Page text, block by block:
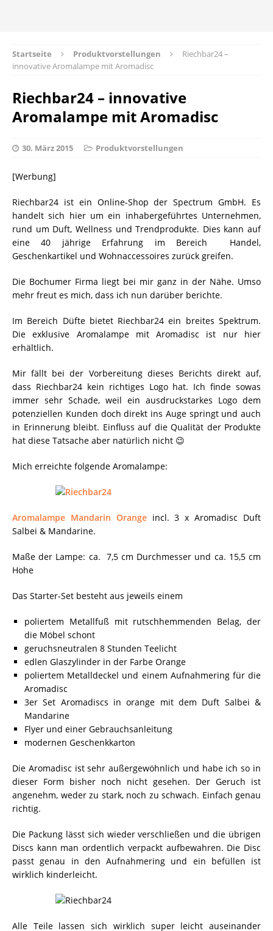
Startseite Produktvorstellungen
Riechbar24 –
innovative Aromalampe mit Aromadisc
Riechbar24 – innovative
Aromalampe mit Aromadisc
30. März 2015 Produktvorstellungen
[Werbung]
Riechbar24 ist ein Online-Shop der Spectrum GmbH. Es
handelt sich hier um ein inhabergeführtes Unternehmen,
rund um Duft, Wellness und Trendprodukte. Dies kann auf
eine 40 jährige Erfahrung im Bereich Handel,
Geschenkartikel und Wohnaccessoires zurück greifen.
Die Bochumer Firma liegt bei mir ganz in der Nähe. Umso
mehr freut es mich, dass ich nun darüber berichte.
Im Bereich Düfte bietet Riechbar24 ein breites Spektrum.
Die exklusive Aromalampe mit Aromadisc ist nur hier
erhältlich.
Mir fällt bei der Vorbereitung dieses Berichts direkt auf,
dass Riechbar24 kein richtiges Logo hat. Ich finde sowas
immer sehr Schade, weil ein ausdruckstarkes Logo dem
potenziellen Kunden doch direkt ins Auge springt und auch
in Erinnerung bleibt. Einfluss auf die Qualität der Produkte
hat diese Tatsache aber natürlich nicht 😉
Mich erreichte folgende Aromalampe:
Aromalampe Mandarin Orangeincl. 3 x Aromadisc Duft
Salbei & Mandarine.
Maße der Lampe: ca. 7,5 cm Durchmesser und ca. 15,5 cm
Hohe
Das Starter-Set besteht aus jeweils einem
poliertem Metallfuß mit rutschhemmenden Belag, der
die Möbel schont
geruchsneutralen 8 Stunden Teelicht
edlen Glaszylinder in der Farbe Orange
poliertem Metalldeckel und einem Aufnahmering für die
Aromadisc
3er Set Aromadiscs in orange mit dem Duft Salbei &
Mandarine
Flyer und einer Gebrauchsanleitung
modernen Geschenkkarton
Die Aromadisc ist sehr außergewöhnlich und habe ich so in
dieser Form bisher noch nicht gesehen. Der Geruch ist
angenehm, weder zu stark, noch zu schwach. Einfach genau
richtig.
Die Packung lässt sich wieder verschließen und die übrigen
Discs kann man ordentlich verpackt aufbewahren. Die Disc
passt genau in den Aufnahmering und ein befüllen ist
wirklich kinderleicht.
Alle Teile lassen sich wirklich super leicht auseinander